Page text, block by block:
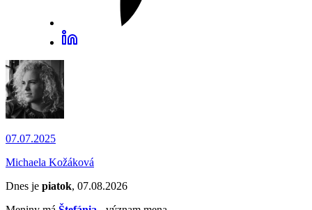
07.07.2025
Michaela Kožáková
Dnes je piatok, 07.08.2026